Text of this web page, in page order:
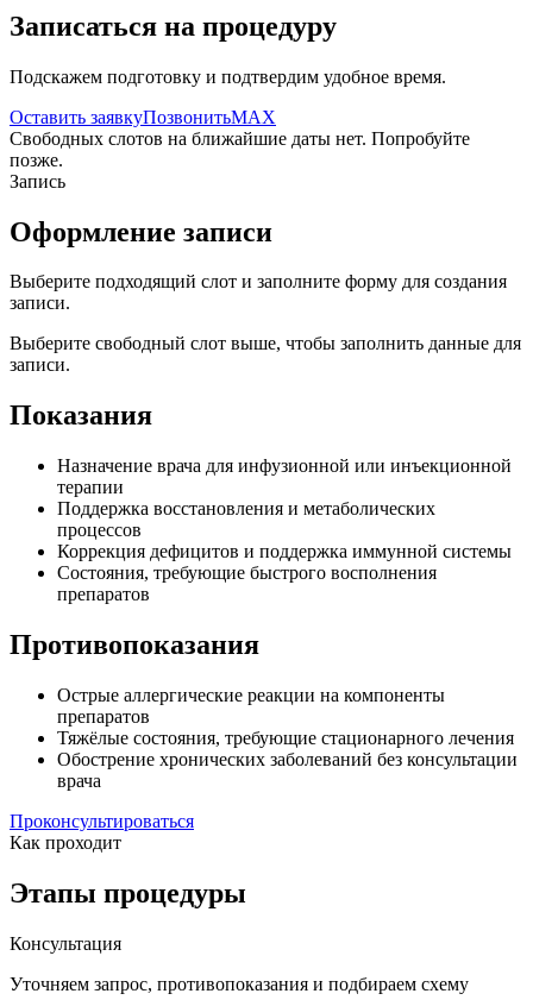
Записаться на процедуру
Подскажем подготовку и подтвердим удобное время.
Оставить заявкуПозвонитьMAX
Свободных слотов на ближайшие даты нет. Попробуйте
позже.
Запись
Оформление записи
Выберите подходящий слот и заполните форму для создания
записи.
Выберите свободный слот выше, чтобы заполнить данные для
записи.
Показания
Назначение врача для инфузионной или инъекционной
терапии
Поддержка восстановления и метаболических
процессов
Коррекция дефицитов и поддержка иммунной системы
Состояния, требующие быстрого восполнения
препаратов
Противопоказания
Острые аллергические реакции на компоненты
препаратов
Тяжёлые состояния, требующие стационарного лечения
Обострение хронических заболеваний без консультации
врача
Проконсультироваться
Как проходит
Этапы процедуры
Консультация
Уточняем запрос, противопоказания и подбираем схему